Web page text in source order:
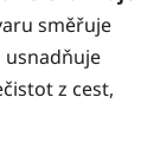
směřuje
usnadňuje
z cest,